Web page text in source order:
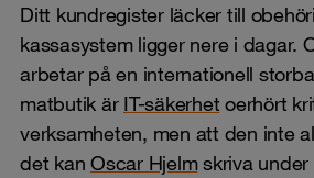
Ditt kundregister läcker till
kassasystem ligger nere i dagar.
arbetar på en internationell
matbutik är IT-säkerhet oerhört
verksamheten, men att den inte
det kan Oscar Hjelmskriva under